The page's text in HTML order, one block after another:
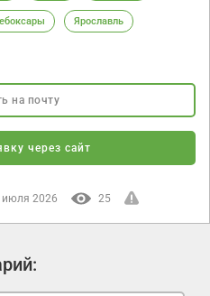
Ярославль
на почту
через сайт
июля 2026 25